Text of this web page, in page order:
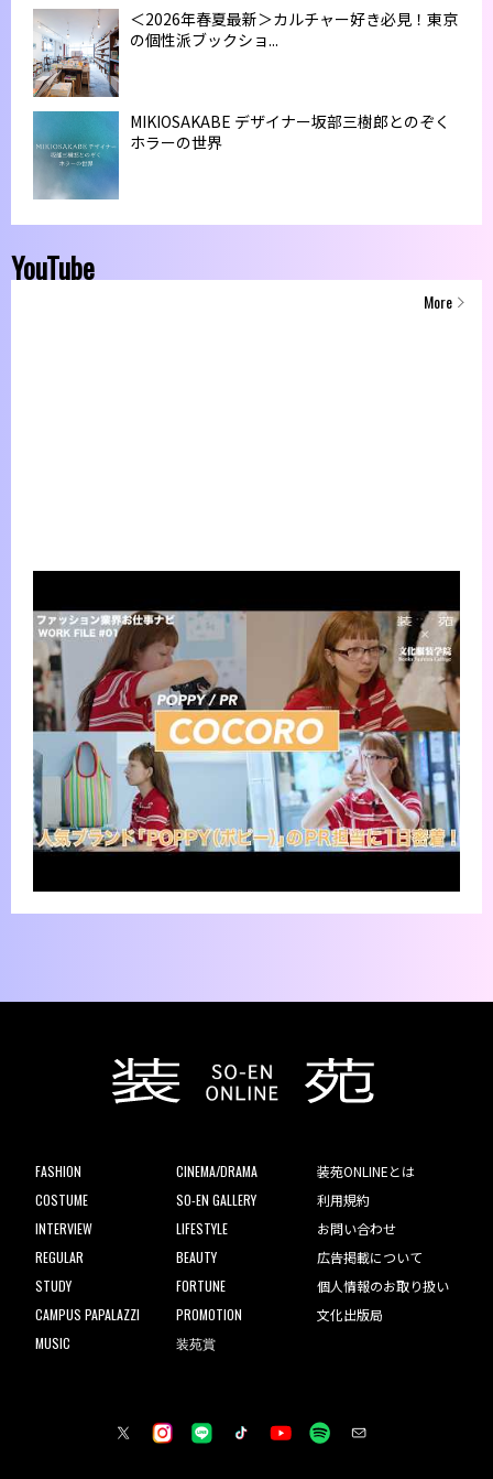
＜2026年春夏最新＞カルチャー好き必見！東京
の個性派ブックショ...
MIKIOSAKABE デザイナー坂部三樹郎とのぞく
ホラーの世界
YouTube
More
FASHION
COSTUME
INTERVIEW
REGULAR
STUDY
CAMPUS PAPALAZZI
MUSIC
CINEMA/DRAMA
SO-EN GALLERY
LIFESTYLE
BEAUTY
FORTUNE
PROMOTION
装苑賞
装苑ONLINEとは
利用規約
お問い合わせ
広告掲載について
個人情報のお取り扱い
文化出版局